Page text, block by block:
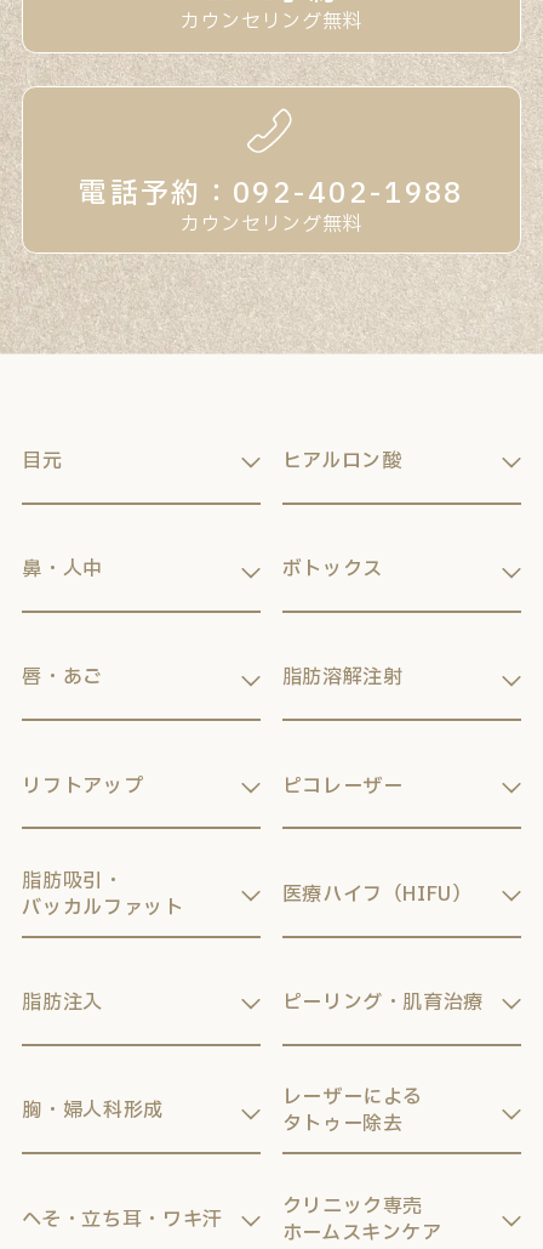
カウンセリング無料
電話予約：092-402-1988
カウンセリング無料
目元
鼻・人中
唇・あご
リフトアップ
脂肪吸引・
バッカルファット
脂肪注入
胸・婦人科形成
へそ・立ち耳・ワキ汗
ヒアルロン酸
ボトックス
脂肪溶解注射
ピコレーザー
医療ハイフ（HIFU）
ピーリング・肌育治療
レーザーによる
タトゥー除去
クリニック専売
ホームスキンケア